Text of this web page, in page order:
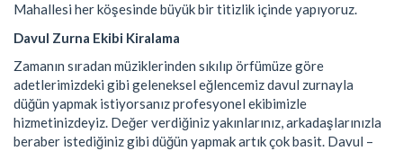
Mahallesi her köşesinde büyük bir titizlik içinde yapıyoruz.
Davul Zurna Ekibi Kiralama
Zamanın sıradan müziklerinden sıkılıp örfümüze göre
adetlerimizdeki gibi geleneksel eğlencemiz davul zurnayla
düğün yapmak istiyorsanız profesyonel ekibimizle
hizmetinizdeyiz. Değer verdiğiniz yakınlarınız, arkadaşlarınızla
beraber istediğiniz gibi düğün yapmak artık çok basit. Davul –